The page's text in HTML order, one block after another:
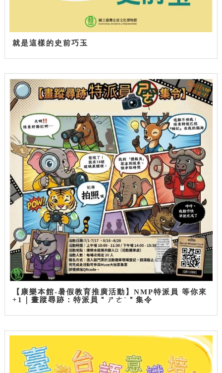
就是這樣的史前巧玉
【康樂本館-暑假教育推廣活動】NMP特派員 等你來
+1｜畫蹤尋跡：特派員＂ㄕㄜˋ＂集令